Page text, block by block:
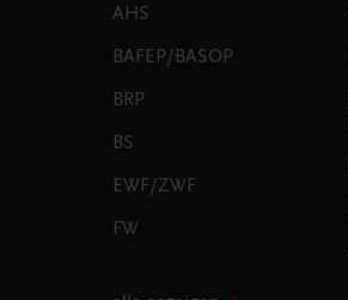
AHS
BAFEP/BASOP
BRP
BS
EWF/ZWF
FW